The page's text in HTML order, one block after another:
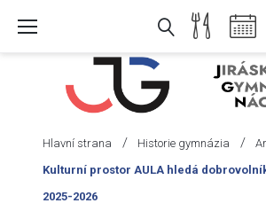
Hlavní strana / Historie gymnázia /
Kulturní prostor AULA hledá
2025-2026